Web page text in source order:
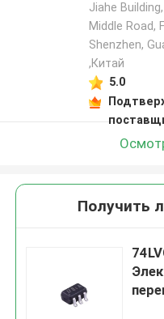
Jiahe
Middle Road,
Shenzhen,
,Китай
5.0
Получить